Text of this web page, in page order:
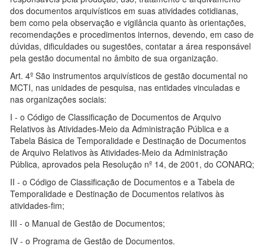
dos documentos arquivísticos em suas atividades cotidianas,
bem como pela observação e vigilância quanto às orientações,
recomendações e procedimentos internos, devendo, em caso de
dúvidas, dificuldades ou sugestões, contatar a área responsável
pela gestão documental no âmbito de sua organização.
Art. 4º São instrumentos arquivísticos de gestão documental no
MCTI, nas unidades de pesquisa, nas entidades vinculadas e
nas organizações sociais:
I - o Código de Classificação de Documentos de Arquivo
Relativos às Atividades-Meio da Administração Pública e a
Tabela Básica de Temporalidade e Destinação de Documentos
de Arquivo Relativos às Atividades-Meio da Administração
Pública, aprovados pela Resolução nº 14, de 2001, do CONARQ;
II - o Código de Classificação de Documentos e a Tabela de
Temporalidade e Destinação de Documentos relativos às
atividades-fim;
III - o Manual de Gestão de Documentos;
IV - o Programa de Gestão de Documentos.